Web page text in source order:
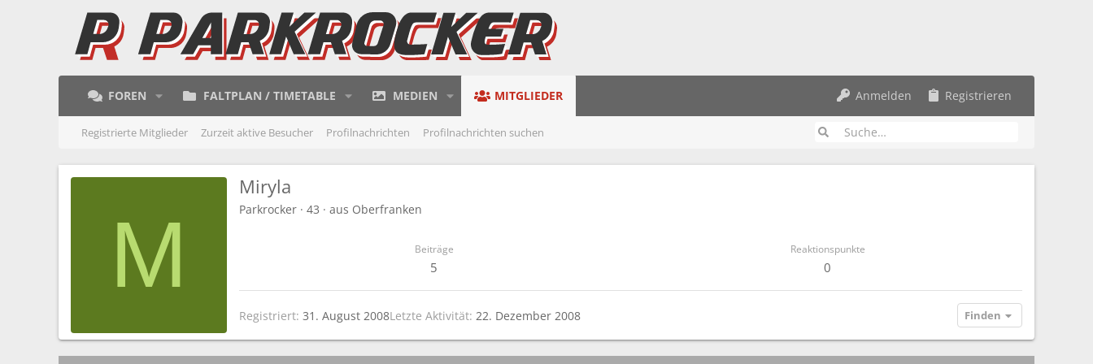
FOREN FALTPLAN / TIMETABLE MEDIEN MITGLIEDER Anmelden Registrieren
Registrierte Mitglieder Zurzeit aktive Besucher Profilnachrichten Profilnachrichten suchen
M
Miryla
Parkrocker · 43 · aus Oberfranken
Beiträge
5
Reaktionspunkte
0
Registriert 31. August 2008Letzte Aktivität 22. Dezember 2008 Finden